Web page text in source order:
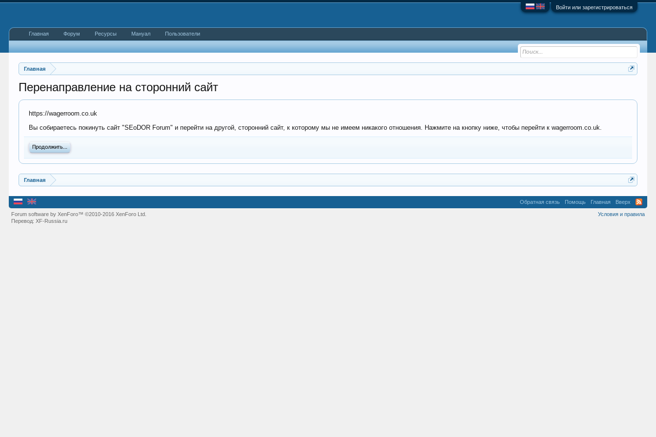
Войти или зарегистрироваться
Главная
Перенаправление на сторонний сайт
https://wagerroom.co.uk
Вы собираетесь покинуть сайт "SEoDOR Forum" и перейти на другой, сторонний сайт, к которому мы не имеем никакого отношения. Нажмите на кнопку ниже, чтобы перейти к wagerroom.co.uk.
Продолжить...
Главная
Главная Форум Ресурсы Мануал Пользователи
Обратная связь Помощь Главная Вверх
Условия и правила
Forum software by XenForo™©2010-2016 XenForo Ltd.
Перевод:XF-Russia.ru